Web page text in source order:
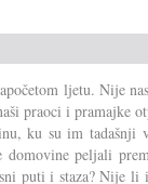
ljetu. Nije
praoci i pramajke
ku su im
peljali
puti i staza? Nije li